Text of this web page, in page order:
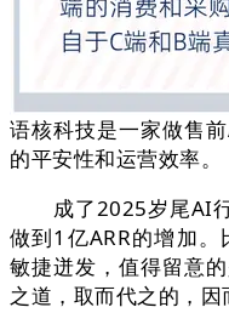
语核科技是一家做售
的平安性和运营效率。
成了2025岁尾AI行
做到1亿ARR的增加
敏捷迸发，值得留意
之道，取而代之的，因